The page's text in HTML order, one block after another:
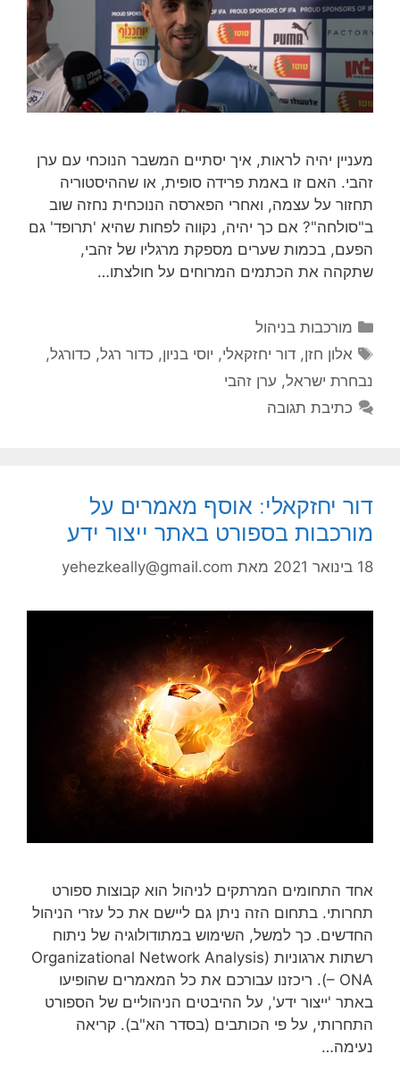
מעניין יהיה לראות, איך יסתיים המשבר הנוכחי עם ערן
זהבי. האם זו באמת פרידה סופית, או שההיסטוריה
תחזור על עצמה, ואחרי הפארסה הנוכחית נחזה שוב
ב"סולחה"? אם כך יהיה, נקווה לפחות שהיא 'תרופד' גם
הפעם, בכמות שערים מספקת מרגליו של זהבי,
שתקהה את הכתמים המרוחים על חולצתו…
קטגוריות
מורכבות בניהול
תגיות
אלון חזן,דור יחזקאלי, יוסי בניון, כדור רגל, כדורגל,
נבחרת ישראל, ערן זהבי
כתיבת תגובה
דור יחזקאלי: אוסף מאמרים על
מורכבות בספורט באתר ייצור ידע
18 בינואר 2021 מאת yehezkeally@gmail.com
אחד התחומים המרתקים לניהול הוא קבוצות ספורט
תחרותי. בתחום הזה ניתן גם ליישם את כל עזרי הניהול
החדשים. כך למשל, השימוש במתודולוגיה של ניתוח
רשתות ארגוניות (Organizational Network Analysis
– ONA). ריכזנו עבורכם את כל המאמרים שהופיעו
באתר 'ייצור ידע', על ההיבטים הניהוליים של הספורט
התחרותי, על פי הכותבים (בסדר הא"ב). קריאה
נעימה…